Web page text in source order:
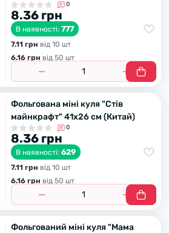
0
8.36 грн
В наявності: 777
7.11 грн вiд 10 шт
6.16 грн вiд 50 шт
Фольгована міні куля "Стів
майнкрафт" 41х26 см (Китай)
0
8.36 грн
В наявності: 629
7.11 грн вiд 10 шт
6.16 грн вiд 50 шт
Фольгований міні куля "Мама